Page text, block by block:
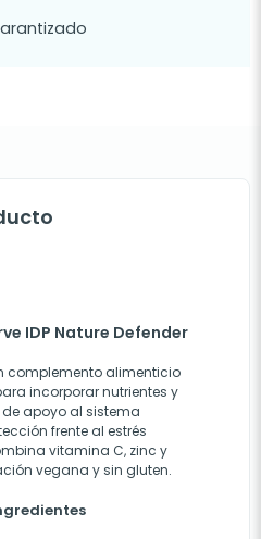
IDP Nature Defender
complemento alimenticio
incorporar nutrientes y
apoyo al sistema
frente al estrés
vitamina C, zinc y
vegana y sin gluten.